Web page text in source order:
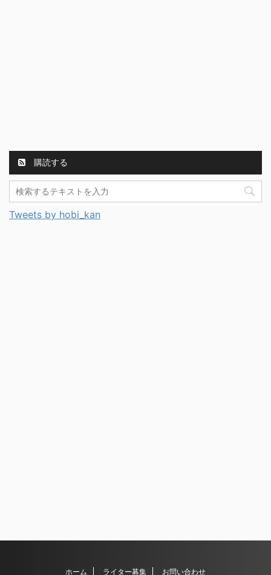
購読する
Tweets by hobi_kan
ホーム ライター募集 お問い合わせ